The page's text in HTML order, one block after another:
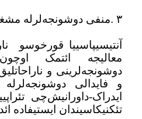
۳ .منفی دوشونجه‌لرله
آنتیسیپاسییا قورخوسو
معالیجه ائتمک
دوشونجه‌لرینی و
و فایدالی
ایدراک-داورانیش‌چی
تئکنیکاسیندان ایستیفاده